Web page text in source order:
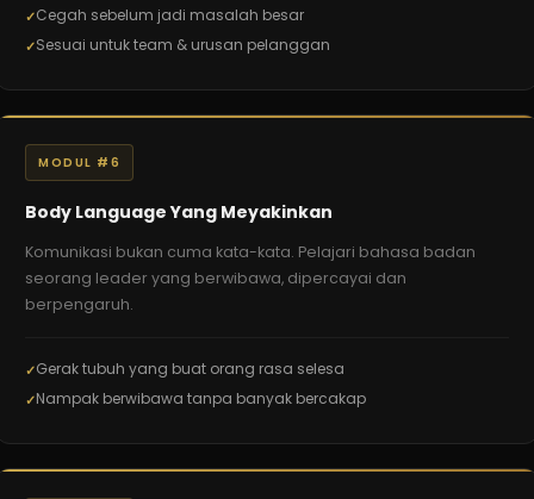
Cegah sebelum jadi masalah besar
Sesuai untuk team & urusan pelanggan
MODUL #6
Body Language Yang Meyakinkan
Komunikasi bukan cuma kata-kata. Pelajari bahasa badan
seorang leader yang berwibawa, dipercayai dan
berpengaruh.
Gerak tubuh yang buat orang rasa selesa
Nampak berwibawa tanpa banyak bercakap